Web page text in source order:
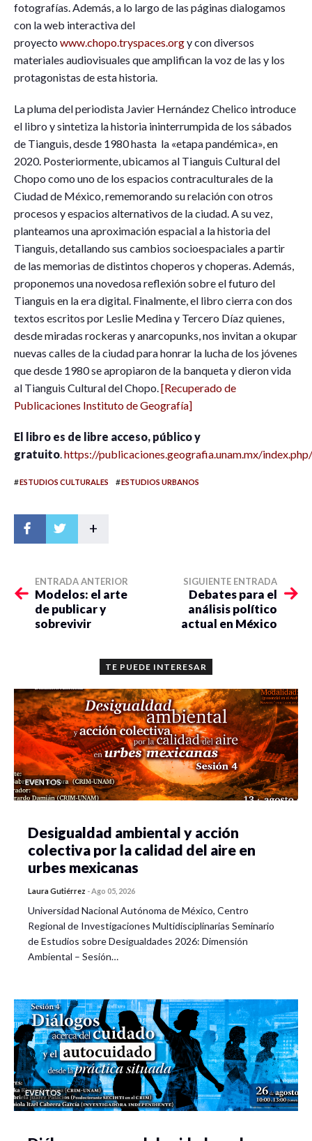
fotografías. Además, a lo largo de las páginas dialogamos
con la web interactiva del
proyecto www.chopo.tryspaces.orgy con diversos
materiales audiovisuales que amplifican la voz de las y los
protagonistas de esta historia.
La pluma del periodista Javier Hernández Chelico introduce
el libro y sintetiza la historia ininterrumpida de los sábados
de Tianguis, desde 1980 hasta la «etapa pandémica», en
2020. Posteriormente, ubicamos al Tianguis Cultural del
Chopo como uno de los espacios contraculturales de la
Ciudad de México, rememorando su relación con otros
procesos y espacios alternativos de la ciudad. A su vez,
planteamos una aproximación espacial a la historia del
Tianguis, detallando sus cambios socioespaciales a partir
de las memorias de distintos choperos y choperas. Además,
proponemos una novedosa reflexión sobre el futuro del
Tianguis en la era digital. Finalmente, el libro cierra con dos
textos escritos por Leslie Medina y Tercero Díaz quienes,
desde miradas rockeras y anarcopunks, nos invitan a okupar
nuevas calles de la ciudad para honrar la lucha de los jóvenes
que desde 1980 se apropiaron de la banqueta y dieron vida
al Tianguis Cultural del Chopo.[Recuperado de
Publicaciones Instituto de Geografía]
El libro es de libre acceso, público y
gratuito.https://publicaciones.geografia.unam.mx/
#ESTUDIOS CULTURALES #ESTUDIOS URBANOS
+
ENTRADA ANTERIOR
Modelos: el arte
de publicar y
sobrevivir
SIGUIENTE ENTRADA
Debates para el
análisis político
actual en México
TE PUEDE INTERESAR
EVENTOS
Desigualdad ambiental y acción
colectiva por la calidad del aire en
urbes mexicanas
Laura Gutiérrez -Ago 05, 2026
Universidad Nacional Autónoma de México, Centro
Regional de Investigaciones Multidisciplinarias Seminario
de Estudios sobre Desigualdades 2026: Dimensión
Ambiental – Sesión…
EVENTOS